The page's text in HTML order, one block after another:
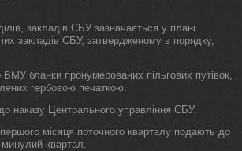
закладів СБУ зазначається у плані
закладів СБУ, затвердженому в порядку,
бланки пронумерованих пільгових путівок,
гербовою печаткою.
наказу Центрального управління СБУ.
місяця поточного кварталу подають до
минулий квартал.